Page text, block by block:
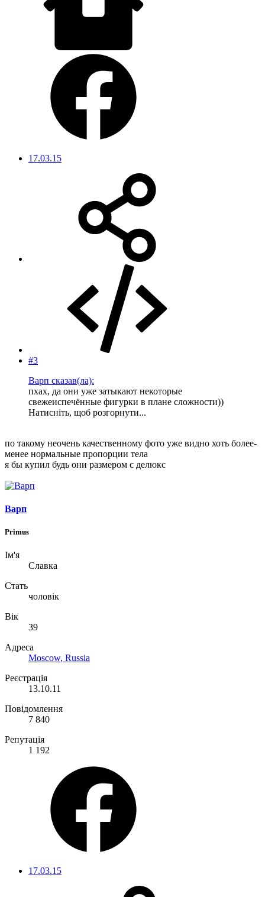
17.03.15
#3
Варп сказав(ла):
пхах, да они уже затыкают некоторые
свежеиспечённые фигурки в плане сложности))
Натисніть, щоб розгорнути...
по такому неочень качественному фото уже видно хоть более-
менее нормальные пропорции тела
я бы купил будь они размером с делюкс
Варп
Primus
Ім'я
Славка
Стать
чоловік
Вік
39
Адреса
Moscow, Russia
Реєстрація
13.10.11
Повідомлення
7 840
Репутація
1 192
17.03.15